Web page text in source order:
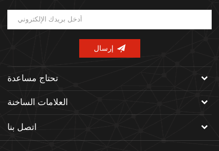
تحتاج مساعدة
العلامات الساخنة
اتصل بنا